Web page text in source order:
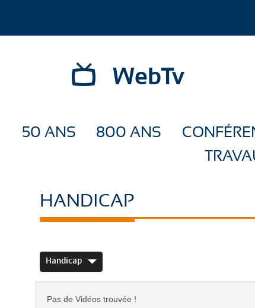
WebTv
50 ANS 800 ANS
HANDICAP
Handicap
Pas de Vidéos trouvée !